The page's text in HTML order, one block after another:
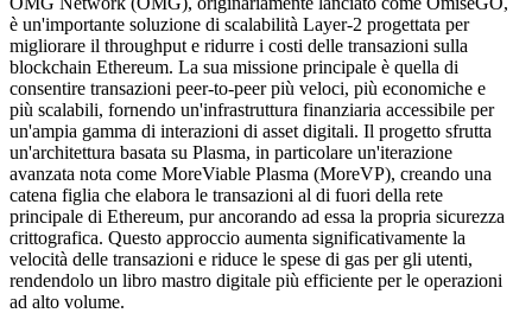
è un'importante soluzione di scalabilità Layer-2 progettata per
migliorare il throughput e ridurre i costi delle transazioni sulla
blockchain Ethereum. La sua missione principale è quella di
consentire transazioni peer-to-peer più veloci, più economiche e
più scalabili, fornendo un'infrastruttura finanziaria accessibile per
un'ampia gamma di interazioni di asset digitali. Il progetto sfrutta
un'architettura basata su Plasma, in particolare un'iterazione
avanzata nota come MoreViable Plasma (MoreVP), creando una
catena figlia che elabora le transazioni al di fuori della rete
principale di Ethereum, pur ancorando ad essa la propria sicurezza
crittografica. Questo approccio aumenta significativamente la
velocità delle transazioni e riduce le spese di gas per gli utenti,
rendendolo un libro mastro digitale più efficiente per le operazioni
ad alto volume.